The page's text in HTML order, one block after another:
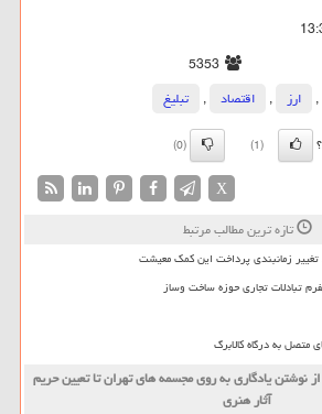
5353
, ارز , اقتصاد ,
تبلیغ
(1)
(0)
X
تازه ترین مطالب مرتبط
تغییر زمانبندی پرداخت این کمک معیشت
متصل به درگاه کالابرگ
از نوشتن یادگاری به روی مجسمه های تهران تا تعیین حریم
آثار هنری